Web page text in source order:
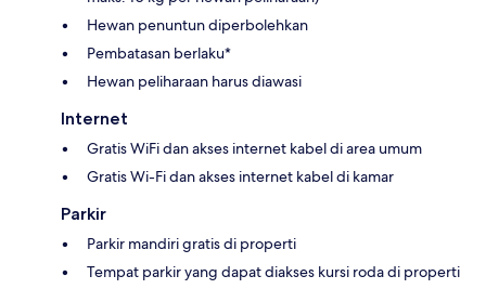
Hewan penuntun diperbolehkan
Pembatasan berlaku*
Hewan peliharaan harus diawasi
Internet
Gratis WiFi dan akses internet kabel di area umum
Gratis Wi-Fi dan akses internet kabel di kamar
Parkir
Parkir mandiri gratis di properti
Tempat parkir yang dapat diakses kursi roda di properti